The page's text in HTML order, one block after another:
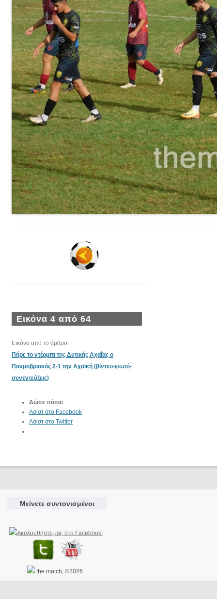
Εικόνα 4 από 64
Εικόνα από το άρθρο:
Πήρε το ντέρμπι της Δυτικής Αχαΐας ο
Πανμοβριακός 2-1 την Αχαϊκή (βίντεο-φωτό-
συνεντεύξεις)
Δώσε πάσα:
Ασίστ στο Facebook
Ασίστ στο Twitter
Μείνετε συντονισμένοι
the match, ©2026.